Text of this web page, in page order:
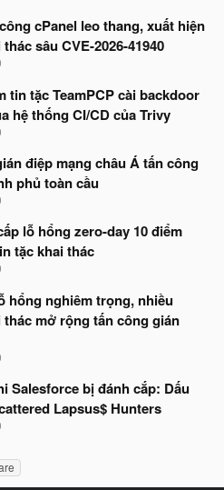
cPanel leo thang, xuất hiện
sâu CVE-2026-41940
tin tặc TeamPCP cài backdoor
hệ thống CI/CD của Trivy
điệp mạng châu Á tấn công
phủ toàn cầu
lỗ hổng zero-day 10 điểm
tặc khai thác
hổng nghiêm trọng, nhiều
thác mở rộng tấn công gián
Salesforce bị đánh cắp: Dấu
Lapsus$ Hunters